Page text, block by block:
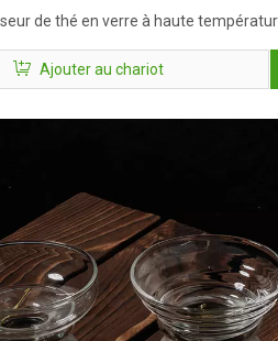
de thé en verre à haute
Ajouter au chariot